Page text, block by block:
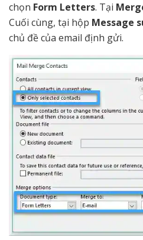
chọn Form Letters. Tại
Cuối cùng, tại hộp Message
chủ đề của email định gửi.